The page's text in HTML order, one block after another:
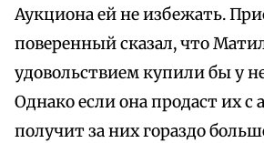
Аукциона ей не избежать.
поверенный сказал, что
удовольствием купили бы у
Однако если она продаст их с
получит за них гораздо